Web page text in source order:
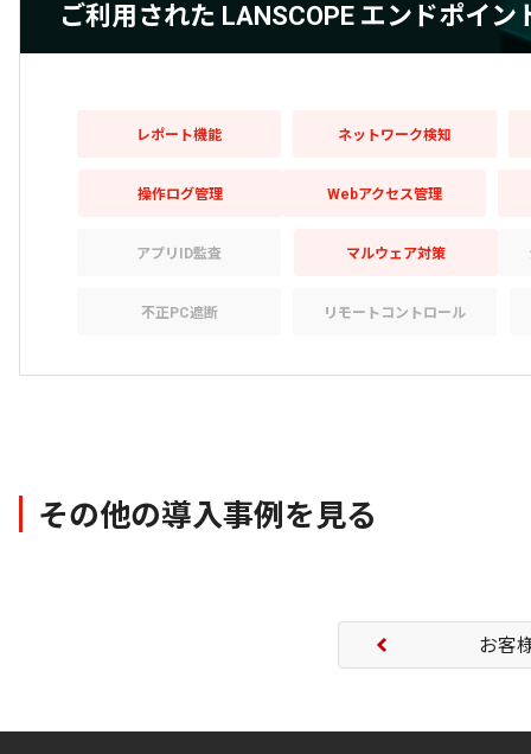
ご利用された LANSCOPE エンドポイ
レポート機能 ネットワーク検知
操作ログ管理 Webアクセス管理
アプリID監査 マルウェア対策
不正PC遮断 リモートコントロール
その他の導入事例を見る
お客